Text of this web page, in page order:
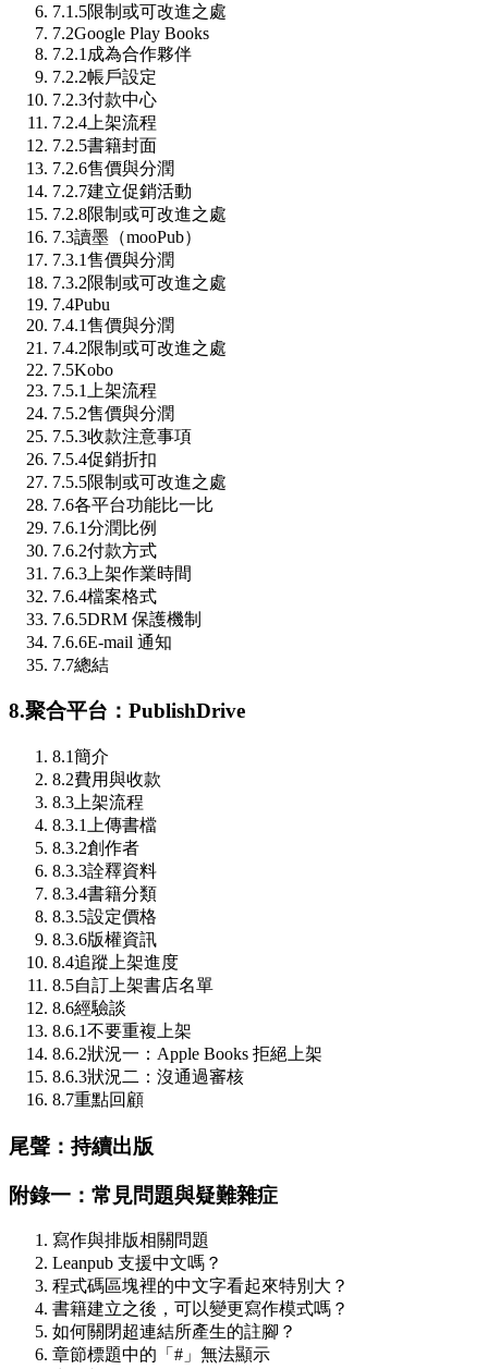
7.1.5限制或可改進之處
7.2Google Play Books
7.2.1 成為合作夥伴
7.2.2帳戶設定
7.2.3付款中心
7.2.4 上架流程
7.2.5書籍封面
7.2.6售價與分潤
7.2.7建立促銷活動
7.2.8限制或可改進之處
7.3讀墨（mooPub）
7.3.1售價與分潤
7.3.2限制或可改進之處
7.4Pubu
7.4.1售價與分潤
7.4.2限制或可改進之處
7.5Kobo
7.5.1
上架流程
7.5.2售價與分潤
7.5.3收款注意事項
7.5.4促銷折扣
7.5.5限制或可改進之處
7.6各平台功能比一比
7.6.1分潤比例
7.6.2付款方式
7.6.3 上架作業時間
7.6.4檔案格式
7.6.5DRM 保護機制
7.6.6E-mail 通知
7.7總結
8.聚合平台：PublishDrive
8.1簡介
8.2費用與收款
8.3 上架流程
8.3.1
上傳書檔
8.3.2創作者
8.3.3詮釋資料
8.3.4書籍分類
8.3.5設定價格
8.3.6版權資訊
8.4追蹤上架進度
8.5自訂上架書店名單
8.6經驗談
8.6.1不要重複上架
8.6.2狀況一：Apple Books 拒絕上架
8.6.3狀況二：沒通過審核
8.7重點回顧
尾聲：持續出版
附錄一：常見問題與疑難雜症
寫作與排版相關問題
Leanpub 支援中文嗎？
程式碼區塊裡的中文字看起來特別大？
書籍建立之後，可以變更寫作模式嗎？
如何關閉超連結所產生的註腳？
章節標題中的「#」無法顯示